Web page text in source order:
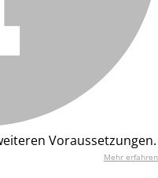
Voraussetzungen.
Mehr erfahren